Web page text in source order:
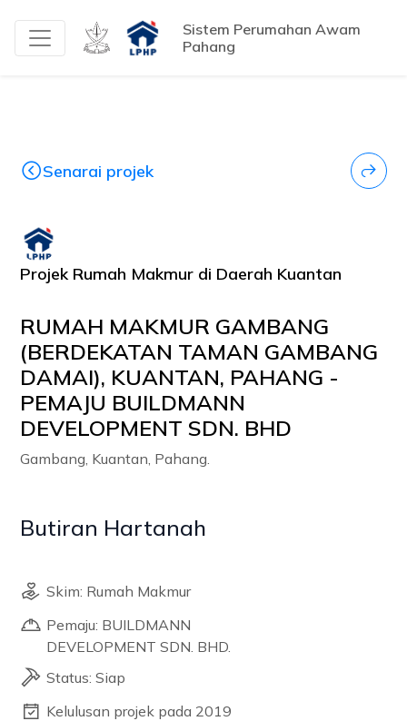
Sistem Perumahan Awam
Pahang
Senarai projek
Projek Rumah Makmur di Daerah Kuantan
RUMAH MAKMUR GAMBANG
(BERDEKATAN TAMAN GAMBANG
DAMAI), KUANTAN, PAHANG -
PEMAJU BUILDMANN
DEVELOPMENT SDN. BHD
Gambang, Kuantan, Pahang.
Butiran Hartanah
Skim: Rumah Makmur
Pemaju: BUILDMANN
DEVELOPMENT SDN. BHD.
Status: Siap
Kelulusan projek pada 2019